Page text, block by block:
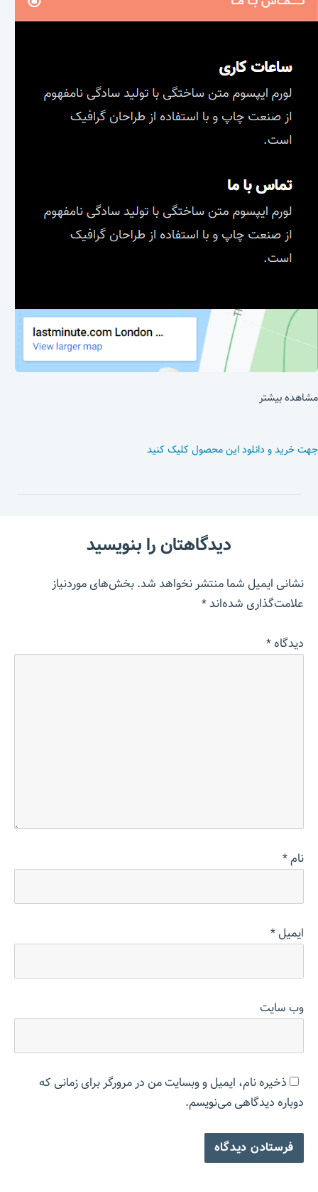
مشاهده بیشتر
جهت خرید و دانلود این محصول کلیک کنید
دیدگاهتان را بنویسید
نشانی ایمیل شما منتشر نخواهد شد.بخش‌های موردنیاز
علامت‌گذاری شده‌اند*
دیدگاه*
نام*
ایمیل*
وب‌ سایت
ذخیره نام، ایمیل و وبسایت من در مرورگر برای زمانی که
دوباره دیدگاهی می‌نویسم.